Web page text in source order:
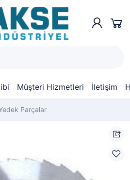
Müşteri Hizmetleri İletişim
Parçalar